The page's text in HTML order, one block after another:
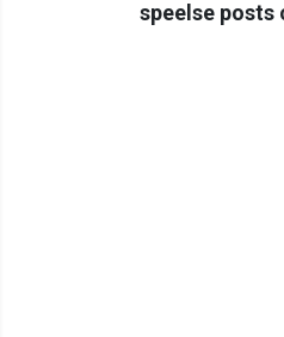
speelse posts